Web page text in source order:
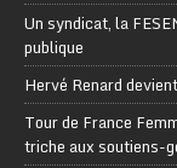
Un syndicat, la
publique
Hervé Renard
Tour de France
triche aux soutiens-